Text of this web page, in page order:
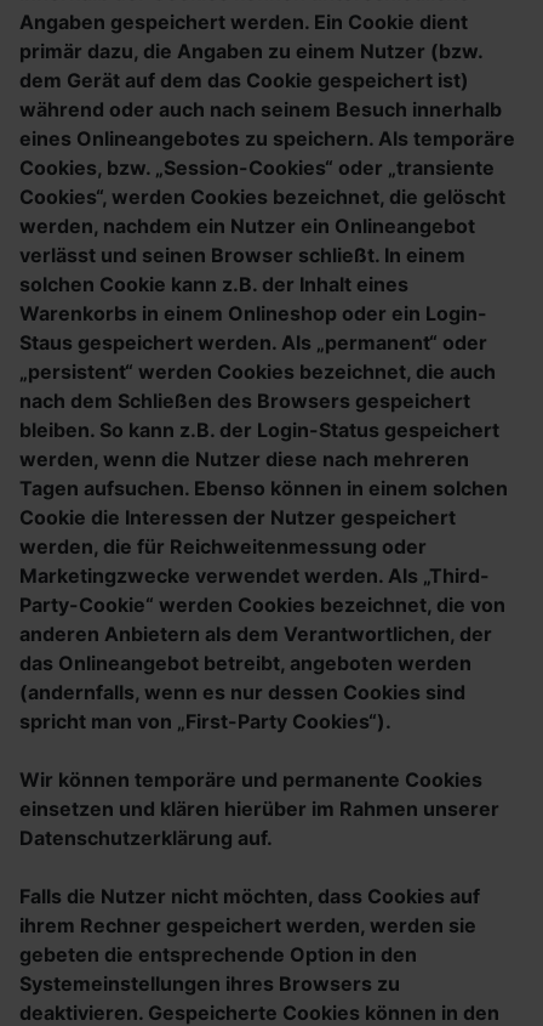
Angaben gespeichert werden. Ein Cookie dient
primär dazu, die Angaben zu einem Nutzer (bzw.
dem Gerät auf dem das Cookie gespeichert ist)
während oder auch nach seinem Besuch innerhalb
eines Onlineangebotes zu speichern. Als temporäre
Cookies, bzw. „Session-Cookies“ oder „transiente
Cookies“, werden Cookies bezeichnet, die gelöscht
werden, nachdem ein Nutzer ein Onlineangebot
verlässt und seinen Browser schließt. In einem
solchen Cookie kann z.B. der Inhalt eines
Warenkorbs in einem Onlineshop oder ein Login-
Staus gespeichert werden. Als „permanent“ oder
„persistent“ werden Cookies bezeichnet, die auch
nach dem Schließen des Browsers gespeichert
bleiben. So kann z.B. der Login-Status gespeichert
werden, wenn die Nutzer diese nach mehreren
Tagen aufsuchen. Ebenso können in einem solchen
Cookie die Interessen der Nutzer gespeichert
werden, die für Reichweitenmessung oder
Marketingzwecke verwendet werden. Als „Third-
Party-Cookie“ werden Cookies bezeichnet, die von
anderen Anbietern als dem Verantwortlichen, der
das Onlineangebot betreibt, angeboten werden
(andernfalls, wenn es nur dessen Cookies sind
spricht man von „First-Party Cookies“).
Wir können temporäre und permanente Cookies
einsetzen und klären hierüber im Rahmen unserer
Datenschutzerklärung auf.
Falls die Nutzer nicht möchten, dass Cookies auf
ihrem Rechner gespeichert werden, werden sie
gebeten die entsprechende Option in den
Systemeinstellungen ihres Browsers zu
deaktivieren. Gespeicherte Cookies können in den